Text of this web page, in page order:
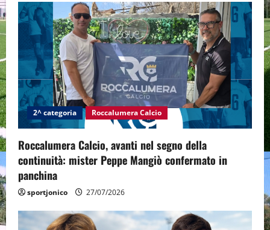
2^ categoria Roccalumera Calcio
Roccalumera Calcio, avanti nel segno della
continuità: mister Peppe Mangiò confermato in
panchina
sportjonico 27/07/2026